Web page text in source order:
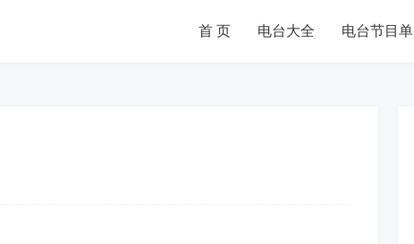
首 页 电台大全 电台节目单